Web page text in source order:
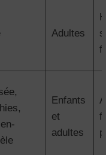
Adultes
Enfants
et
adultes